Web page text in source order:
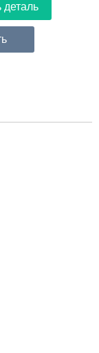
деталь